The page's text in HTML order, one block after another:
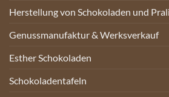
Herstellung von Schokoladen und
Genussmanufaktur & Werksverkauf
Esther Schokoladen
Schokoladentafeln